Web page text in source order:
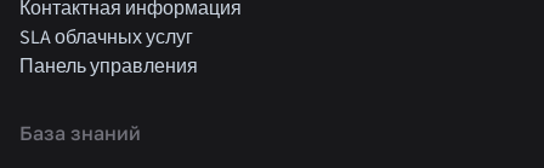
Контактная информация
SLA облачных услуг
Панель управления
База знаний